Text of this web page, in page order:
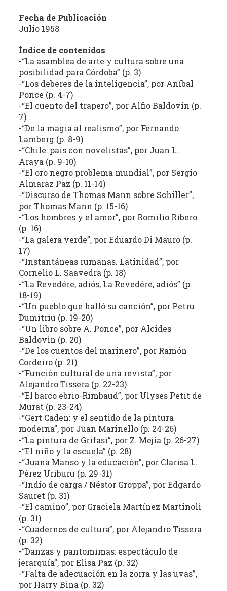
crítico
publicaciones
periódicas
provincia
(con
énfasis
producción
independiente)
dedicadas
cultura,
literatura,
política,
artes
producción
intelectual
sus
distintas
manifestaciones.
Fecha de Publicación
Julio 1958
Índice de contenidos
-“La asamblea de arte y cultura sobre una
posibilidad para Córdoba” (p. 3)
-“Los deberes de la inteligencia”, por Aníbal
Ponce (p. 4-7)
-“El cuento del trapero”, por Alfio Baldovin (p.
7)
-“De la magia al realismo”, por Fernando
Lamberg (p. 8-9)
-“Chile: país con novelistas”, por Juan L.
Araya (p. 9-10)
-“El oro negro problema mundial”, por Sergio
Almaraz Paz (p. 11-14)
-“Discurso de Thomas Mann sobre Schiller”,
por Thomas Mann (p. 15-16)
-“Los hombres y el amor”, por Romilio Ribero
(p. 16)
-“La galera verde”, por Eduardo Di Mauro (p.
17)
-“Instantáneas rumanas. Latinidad”, por
Cornelio L. Saavedra (p. 18)
-“La Revedére, adiós, La Revedére, adiós” (p.
18-19)
-“Un pueblo que halló su canción”, por Petru
Dumitriu (p. 19-20)
-“Un libro sobre A. Ponce”, por Alcides
Baldovin (p. 20)
-“De los cuentos del marinero”, por Ramón
Cordeiro (p. 21)
-“Función cultural de una revista”, por
Alejandro Tissera (p. 22-23)
-“El barco ebrio-Rimbaud”, por Ulyses Petit de
Murat (p. 23-24)
-“Gert Caden: y el sentido de la pintura
moderna”, por Juan Marinello (p. 24-26)
-“La pintura de Grifasi”, por Z. Mejía (p. 26-27)
-“El niño y la escuela” (p. 28)
-“Juana Manso y la educación”, por Clarisa L.
Pérez Uriburu (p. 29-31)
-“Indio de carga / Néstor Groppa”, por Edgardo
Sauret (p. 31)
-“El camino”, por Graciela Martínez Martinoli
(p. 31)
-“Cuadernos de cultura”, por Alejandro Tissera
(p. 32)
-“Danzas y pantomimas: espectáculo de
jerarquía”, por Elisa Paz (p. 32)
-“Falta de adecuación en la zorra y las uvas”,
por Harry Bina (p. 32)